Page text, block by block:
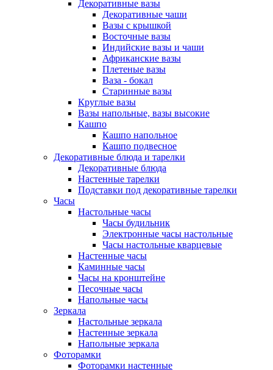
Декоративные вазы
Декоративные чаши
Вазы с крышкой
Восточные вазы
Индийские вазы и чаши
Африканские вазы
Плетеные вазы
Ваза - бокал
Старинные вазы
Круглые вазы
Вазы напольные, вазы высокие
Кашпо
Кашпо напольное
Кашпо подвесное
Декоративные блюда и тарелки
Декоративные блюда
Настенные тарелки
Подставки под декоративные тарелки
Часы
Настольные часы
Часы будильник
Электронные часы настольные
Часы настольные кварцевые
Настенные часы
Каминные часы
Часы на кронштейне
Песочные часы
Напольные часы
Зеркала
Настольные зеркала
Настенные зеркала
Напольные зеркала
Фоторамки
Фоторамки настенные